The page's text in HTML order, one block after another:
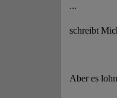
...
schreibt
Aber es